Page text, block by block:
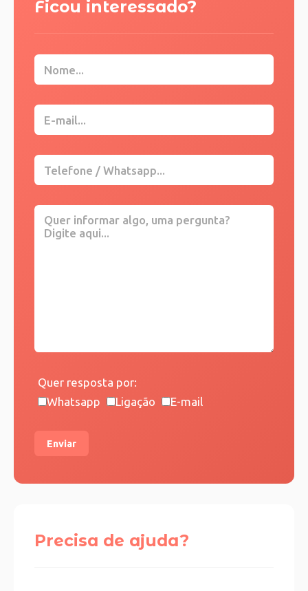
Ficou interessado?
Quer resposta por:
Whatsapp
Ligação E-mail
Enviar
Precisa de ajuda?